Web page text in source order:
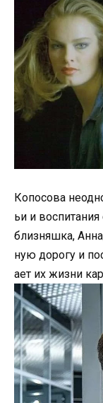
Копосова
ьи и
близняшка,
ную дорогу и
ает их жизни